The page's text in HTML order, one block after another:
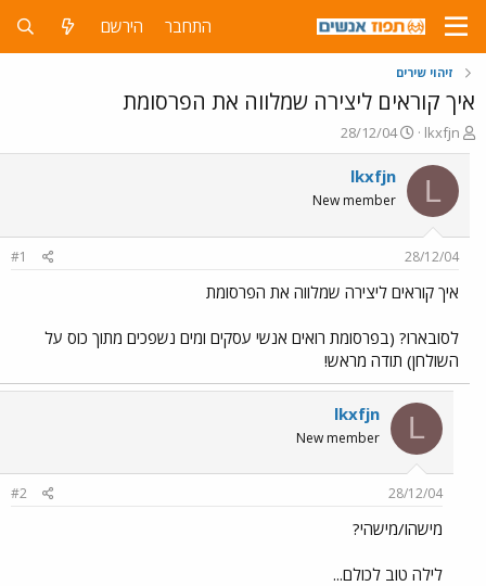
התחבר הירשם
זיהוי שירים
איך קוראים ליצירה שמלווה את הפרסומת
פ
ו
ת
ח
ה
ש
א
lkxfjn
פ
ו
ר
ם
ר
28/12/04
L
lkxfjn
New member
28/12/04
#1
איך קוראים ליצירה שמלווה את הפרסומת
לסובארו? (בפרסומת רואים אנשי עסקים ומים נשפכים מתוך כוס על
השולחן) תודה מראש!
L
lkxfjn
New member
28/12/04
#2
מישהו/מישהי?
לילה טוב לכולם...